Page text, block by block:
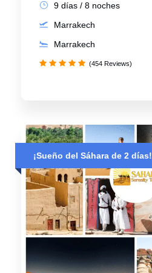
9 días / 8 noches
Marrakech
Marrakech
(454 Reviews)
¡Sueño del Sáhara de 2 días!